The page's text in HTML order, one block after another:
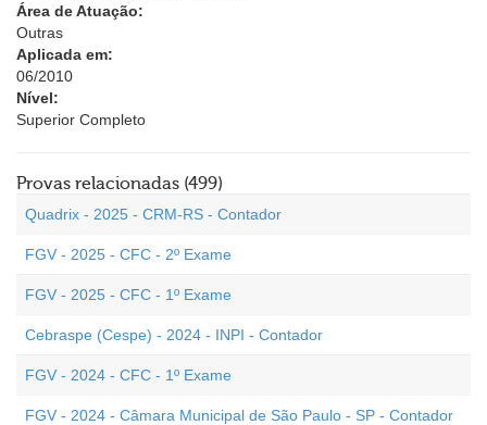
Área de Atuação:
Outras
Aplicada em:
06/2010
Nível:
Superior Completo
Provas relacionadas (499)
Quadrix - 2025 - CRM-RS - Contador
FGV - 2025 - CFC - 2º Exame
FGV - 2025 - CFC - 1º Exame
Cebraspe (Cespe) - 2024 - INPI - Contador
FGV - 2024 - CFC - 1º Exame
FGV - 2024 - Câmara Municipal de São Paulo - SP - Contador